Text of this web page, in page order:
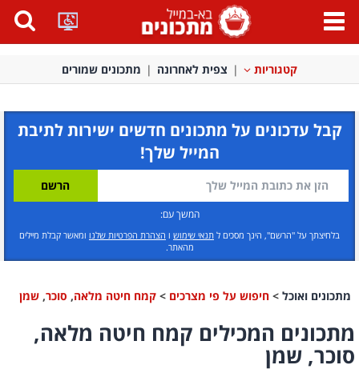
פתח
תפריט
קטגוריות צפית לאחרונה מתכונים שמורים
קבל עדכונים על מתכונים חדשים ישירות לתיבת
המייל שלך!
המשך עם:
בלחיצתך על "הרשם", הינך מסכים ל תנאי שימוש ו הצהרת הפרטיות שלנו ומאשר קבלת מיילים
מהאתר.
מתכונים ואוכל > חיפוש על פי מצרכים > קמח חיטה מלאה, סוכר, שמן
מתכונים המכילים קמח חיטה מלאה,
סוכר, שמן